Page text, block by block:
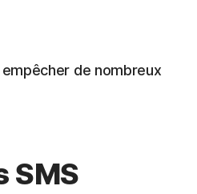
de nombreux
SMS